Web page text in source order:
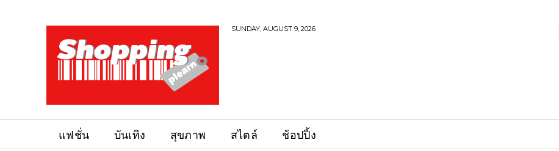
SUNDAY, AUGUST 9, 2026
แฟชั่น บันเทิง สุขภาพ สไตล์ ช้อปปิ้ง